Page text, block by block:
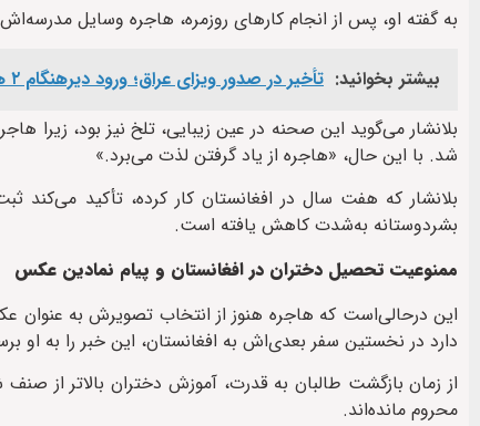
به گفته او، پس از انجام کارهای روزمره، هاجره وسایل
بیشتر بخوانید: تأخیر در صدور ویزای عراق؛ ورود دیرهنگام ۲ هزار زائر افغانستانی اربعین از مرز دوغارون
بلانشار می‌گوید این صحنه در عین زیبایی، تلخ نیز بود، زیرا
شد. با این حال، «هاجره از یاد گرفتن لذت می‌برد.»
بلانشار که هفت سال در افغانستان کار کرده، تأکید
بشردوستانه به‌شدت کاهش یافته است.
ممنوعیت تحصیل دختران در افغانستان و پیام نمادین عکس
این درحالی‌است که هاجره هنوز از انتخاب تصویرش به عنوان
دارد در نخستین سفر بعدی‌اش به افغانستان، این خبر را به او
از زمان بازگشت طالبان به قدرت، آموزش دختران بالاتر از
محروم مانده‌اند.